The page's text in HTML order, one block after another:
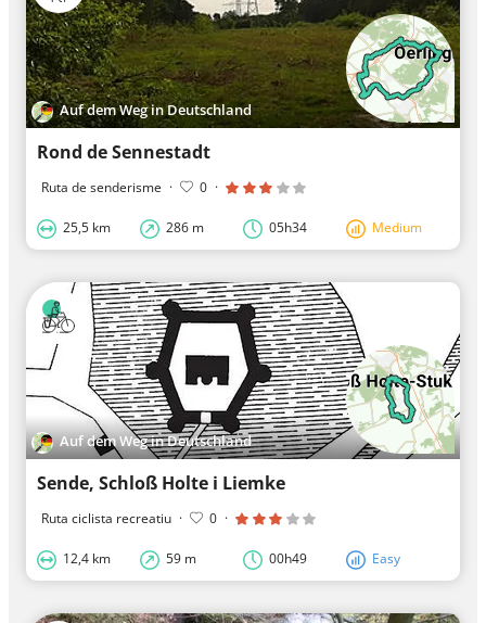
Auf dem Weg in Deutschland
Rond de Sennestadt
Ruta de senderisme · 0 ·
25,5 km 286 m 05h34 Medium
Auf dem Weg in Deutschland
Sende, Schloß Holte i Liemke
Ruta ciclista recreatiu · 0 ·
12,4 km 59 m 00h49 Easy